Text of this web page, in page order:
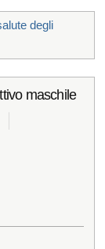
degli
maschile